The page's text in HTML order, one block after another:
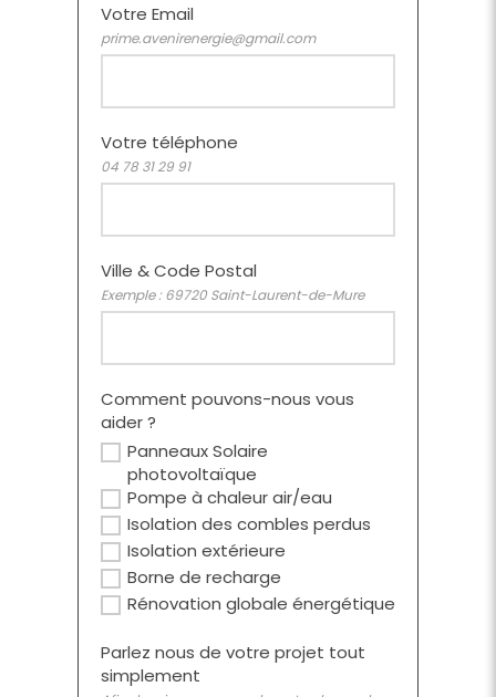
Votre Email
prime.avenirenergie@gmail.com
Votre téléphone
04 78 31 29 91
Ville & Code Postal
Exemple : 69720 Saint-Laurent-de-Mure
Comment pouvons-nous vous
aider ?
Panneaux Solaire
photovoltaïque
Pompe à chaleur air/eau
Isolation des combles perdus
Isolation extérieure
Borne de recharge
Rénovation globale énergétique
Parlez nous de votre projet tout
simplement